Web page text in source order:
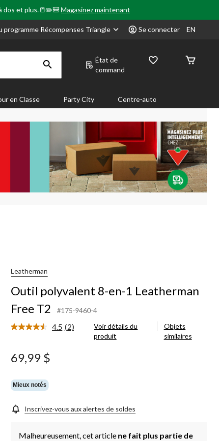
dos et plus.📒✏️🎒Magasinez maintenant
programme Récompenses Triangle Se connecter EN
État de
command
en Classe Party City Centre-auto
Leatherman
Outil polyvalent 8-en-1 Leatherman
Free T2
#175-9460-4
4.5 Lire
(2)
Voir détails du
produit
Objets
similaires
69,99 $
Mieux notés
Inscrivez-vous aux alertes de soldes
Malheureusement, cet article ne fait plus partie de